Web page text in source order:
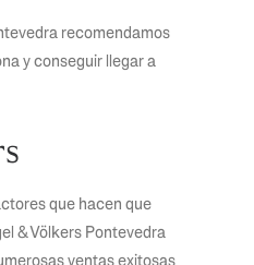
recomendamos
y conseguir llegar a
que hacen que
& Völkers Pontevedra
ventas exitosas